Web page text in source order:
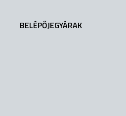
BELÉPŐJEGYÁRAK